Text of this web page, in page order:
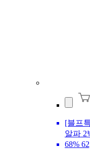
[블프
알파 2
68%